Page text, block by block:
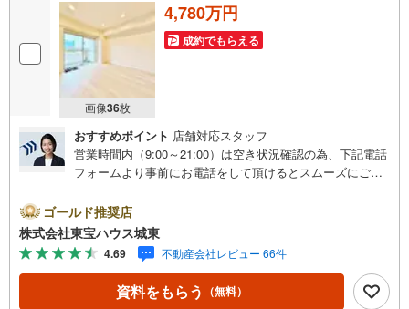
画像36枚
4,780万円
成約でもらえる
おすすめポイント 店舗対応スタッフ
営業時間内（9:00～21:00）は空き状況確認の為、下記電話
フォームより事前にお電話をして頂けるとスムーズにご案
カレンダーの作成▽ご購入後もお客様の人生のパートナー
として暮らしの「安心」を守り続けます。【Yahoo！ 不動
産キャンペーン対象店舗】当店で物件を成約するとPayPay
ボーナスライトがもらえる「Yahoo！ 不動産 物件ご成約キ
ャンペーン」の対象になります。「資料をもらう」「見学
予約をする」ボタンからお問い合わせください。※必ずYah
ゴールド推奨店
株式会社東宝ハウス城東
4.69 不動産会社レビュー 66件
資料をもらう （無料）